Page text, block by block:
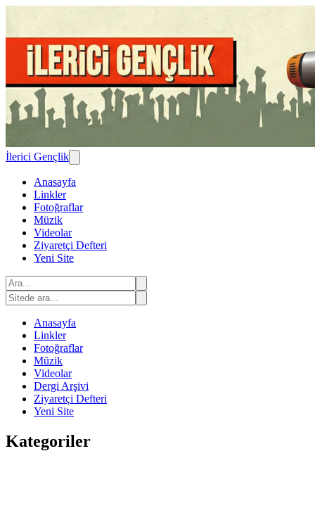
İlerici Gençlik
Anasayfa
Linkler
Fotoğraflar
Müzik
Videolar
Ziyaretçi Defteri
Yeni Site
Anasayfa
Linkler
Fotoğraflar
Müzik
Videolar
Dergi Arşivi
Ziyaretçi Defteri
Yeni Site
Kategoriler